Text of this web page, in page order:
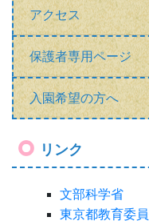
アクセス
保護者専用ページ
入園希望の方へ
リンク
文部科学省
東京都教育委